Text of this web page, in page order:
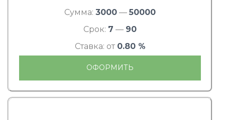
Сумма: 3000 — 50000
Срок: 7 — 90
Ставка: от 0.80 %
ОФОРМИТЬ